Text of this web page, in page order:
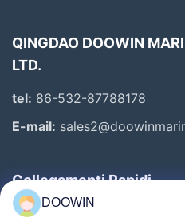
QINGDAO DOOWIN
LTD.
tel: 86-532-87788178
E-mail:
Collegamenti Rapidi
Casa
DOOWIN